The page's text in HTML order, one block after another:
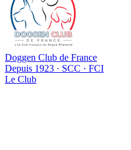
Doggen Club de France
Depuis 1923 · SCC · FCI
Le Club